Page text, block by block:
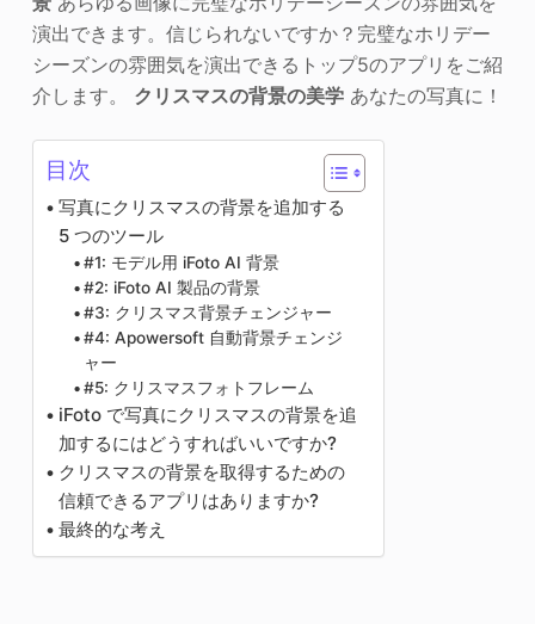
演出できます。信じられないですか？完璧なホリデー
シーズンの雰囲気を演出できるトップ5のアプリをご紹
介します。 クリスマスの背景の美学あなたの写真に！
目次
写真にクリスマスの背景を追加する
5 つのツール
#1: モデル用 iFoto AI 背景
#2: iFoto AI 製品の背景
#3: クリスマス背景チェンジャー
#4: Apowersoft 自動背景チェンジ
ャー
#5: クリスマスフォトフレーム
iFoto で写真にクリスマスの背景を追
加するにはどうすればいいですか?
クリスマスの背景を取得するための
信頼できるアプリはありますか?
最終的な考え